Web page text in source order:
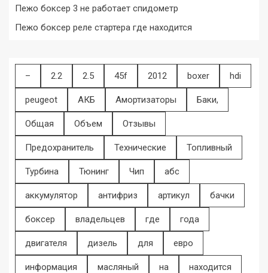
Пежо боксер 3 не работает спидометр
Пежо боксер реле стартера где находится
– 2.2 2.5 45f 2012 boxer hdi
peugeot АКБ Амортизаторы Баки,
Общая Объем Отзывы
Предохранитель Технические Топливный
Турбина Тюнинг Чип абс
аккумулятор антифриз артикул бачки
боксер владельцев где года
двигателя дизель для евро
информация масляный на находится